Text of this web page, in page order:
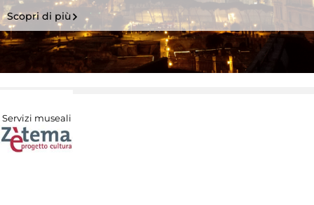
Scopri di più
Servizi museali